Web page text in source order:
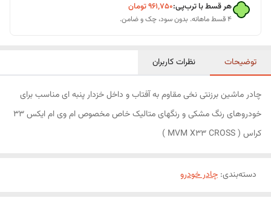
هر قسط با ترب‌پی:۹۶۱٬۷۵۰تومان
۴ قسط ماهانه. بدون سود، چک و ضامن.
توضیحات نظرات کاربران
چادر ماشین برزنتی نخی مقاوم به آفتاب و داخل خزدار پنبه ای مناسب برای
خودروهای رنگ مشکی و رنگهای متالیک خاص مخصوص ام وی ام ایکس 33
کراس ( MVM X33 CROSS )
دسته‌بندی: چادر خودرو